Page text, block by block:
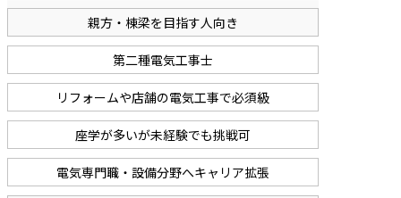
親方・棟梁を目指す人向き
第二種電気工事士
リフォームや店舗の電気工事で必須級
座学が多いが未経験でも挑戦可
電気専門職・設備分野へキャリア拡張